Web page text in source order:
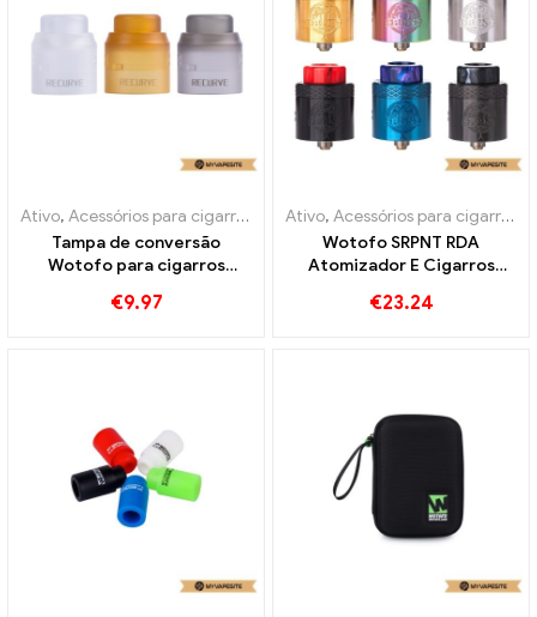
Ativo, Acessórios para cigarros eletrônicos
Tampa de conversão
Wotofo para cigarros
RDA 1 unidades/pacote
€9.97
Ativo, Acessórios para cigarros eletrônicos
Wotofo SRPNT RDA
Atomizador E Cigarros
€23.24